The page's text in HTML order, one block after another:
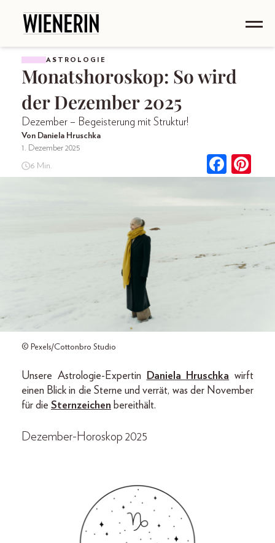
ASTROLOGIE
Monatshoroskop: So wird
der Dezember 2025
Dezember – Begeisterung mit Struktur!
Von Daniela Hruschka
1. Dezember 2025
6 Min.
© Pexels/Cottonbro Studio
Unsere Astrologie-Expertin Daniela Hruschka wirft
einen Blick in die Sterne und verrät, was der November
für die Sternzeichen bereithält.
Dezember-Horoskop 2025